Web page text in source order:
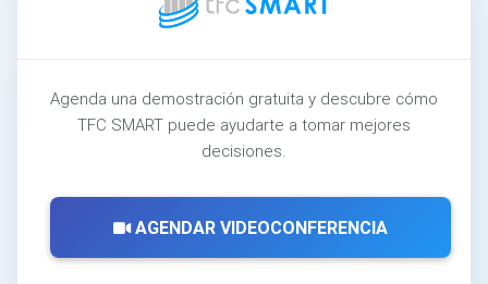
Agenda una demostración gratuita y descubre cómo
TFC SMART puede ayudarte a tomar mejores
decisiones.
AGENDAR VIDEOCONFERENCIA